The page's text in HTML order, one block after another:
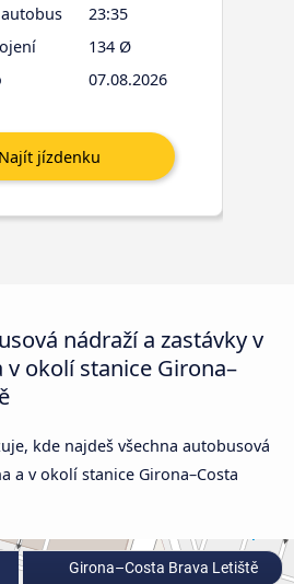
23:35
134 Ø
07.08.2026
nádraží a zastávky v
v okolí stanice Girona–
kde najdeš všechna autobusová
a v okolí stanice Girona–Costa
Girona–Costa Brava Letiště